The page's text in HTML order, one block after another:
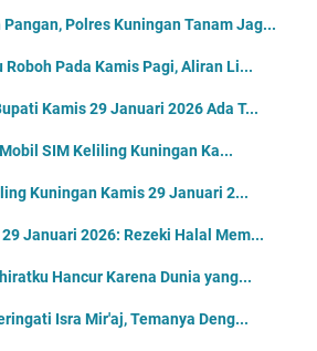
Polres Kuningan Tanam Jag...
Roboh Pada Kamis Pagi, Aliran Li...
Kamis 29 Januari 2026 Ada T...
SIM Keliling Kuningan Ka...
Kuningan Kamis 29 Januari 2...
Januari 2026: Rezeki Halal Mem...
Hancur Karena Dunia yang...
Isra Mir'aj, Temanya Deng...